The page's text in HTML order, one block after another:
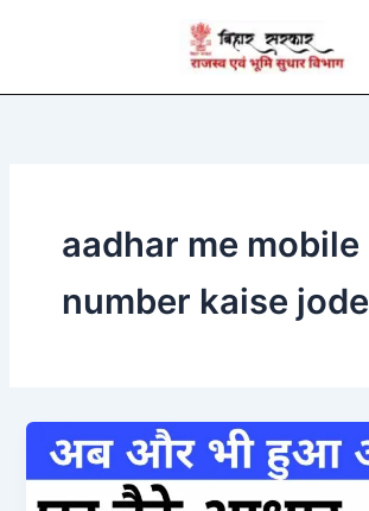
aadhar me mobile
number kaise jode